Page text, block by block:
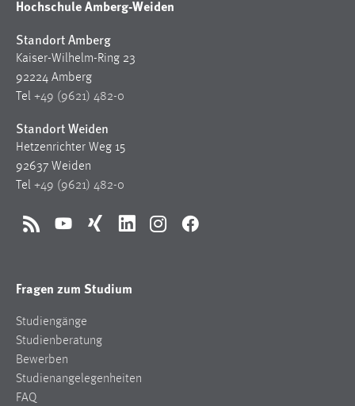
Hochschule Amberg-Weiden
Standort Amberg
Kaiser-Wilhelm-Ring 23
92224 Amberg
Tel +49 (9621) 482-0
Standort Weiden
Hetzenrichter Weg 15
92637 Weiden
Tel +49 (9621) 482-0
RSS YouTubeXing LinkedInInstagramFacebook
Fragen zum Studium
Studiengänge
Studienberatung
Bewerben
Studienangelegenheiten
FAQ
30 Tage
Chat
Name:
MibewSessionID, MIBEW_UserID, mibew_locale, mibew-
Zweck:
Wird benötigt um die Chatfunktion nutzen zu können.
Cookie Laufzeit:
5e9dbeb1811c0446 = Sitzungslaufzeit, mibew_locale = 3
Login
Name:
fe_user, be_user, be_lastLoginProvider
Zweck:
Dieser Cookie ist notwendig um sich an der Website